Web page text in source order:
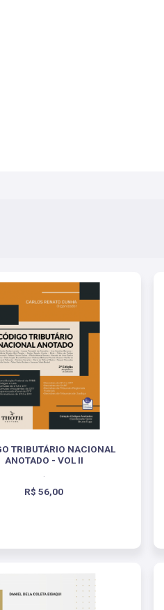
TRIBUTÁRIO NACIONAL
ANOTADO - VOL II
.
R$ 56,00